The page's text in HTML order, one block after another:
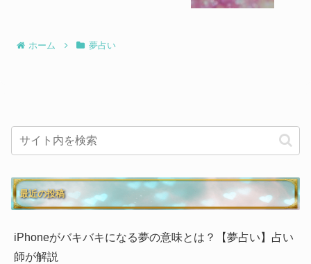
ホーム 夢占い
最近の投稿
iPhoneがバキバキになる夢の意味とは？【夢占い】占い
師が解説